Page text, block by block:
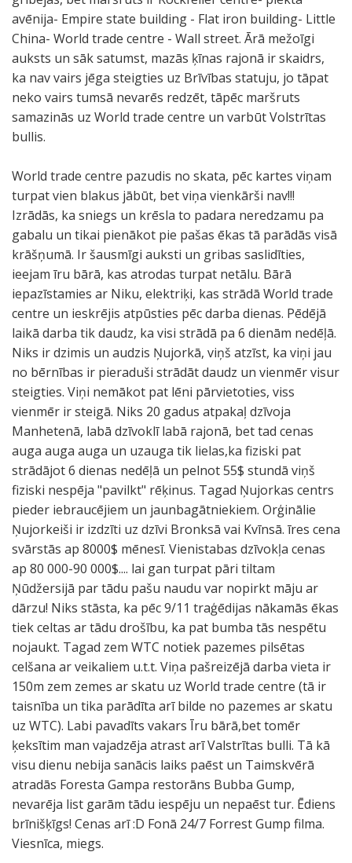
q
u
a
r
e
g
a
r
e
n
.
T
a
j
ā
v
a
k
a
r
ā
n
o
t
i
k
a
p
a
m
a
t
ī
g
a
r
o
s
ī
b
a
u
n
a
s
n
o
g
a
l
ē
i
e
k
s
v
i
n
ē
t
a
P
r
e
z
i
d
e
n
t
u
d
i
e
n
a
,
p
a
r
g
o
d
u
v
a
v
ā
s
i
e
k
ļ
ū
k
a
d
r
ā
u
n
t
o
p
a
š
a
i
a
r
ī
n
o
b
i
l
d
ē
t
.
ā
ē
s
t
u
v
ē
s
z
l
ī
m
ē
t
a
s
G
o
r
d
o
n
a
R
a
m
s
e
j
a
b
i
l
d
e
s
:
D
E
s
j
a
u
.,
b
u
r
g
e
r
s
k
a
r
t
u
p
e
ļ
i
f
r
ī
u
n
f
r
i
t
ē
t
a
v
i
s
t
a
s
g
a
ļ
a
.
a
s
.
T
ā
i
r
ē
a
a
r
ī
N
B
C
t
e
l
e
v
ī
z
i
j
a
s
s
t
u
d
i
j
a
i
.
Š
ī
i
r
v
i
e
n
k
a
m
a
j
ā
d
i
n
ā
,
k
a
d
d
e
v
ā
m
i
e
s
u
z
M
a
h
e
t
e
n
u
,
v
i
s
i
k
a
r
o
g
i
e
l
a
s
t
e
l
t
s
,
d
a
u
d
z
k
a
m
e
r
u
,
s
ā
k
p
a
r
ā
d
ī
t
i
e
s
l
i
m
u
z
ī
n
i
k
a
s
j
u
m
t
a
i
j
a
r
e
d
z
a
m
s
,
k
ā
s
a
m
a
z
i
n
ā
s
r
e
d
z
a
m
ī
b
a
u
n
s
n
a
t
n
e
i
e
g
ā
u
,
j
o
v
i
s
s
s
l
i
d
e
n
s
,
s
a
s
n
i
d
z
i
s
u
n
t
u
m
š
s
.
s
ē
k
a
s
t
ā
b
i
d
z
o
p
a
r
ā
d
ī
j
ā
s
v
i
s
ā
s
a
v
ā
k
r
ā
š
ņ
u
m
ā
.
D
i
v
u
s
e
r
s
.
O
f
i
s
r
a
j
o
n
s
.
e
p
r
i
e
k
š
ē
ā
m
d
z
ī
v
ē
m
u
n
d
a
ž
ā
d
i
e
m
d
z
ī
v
e
s
l
a
i
k
a
p
i
e
d
z
ī
o
n
ā
B
r
ī
v
i
a
s
s
t
a
t
u
j
a
n
o
a
i
z
m
u
g
u
r
e
s
.
l
a
i
k
s
p
a
z
u
s
t
n
o
i
r
ā
k
s
k
a
i
t
a
s
u
n
k
v
a
l
i
t
a
t
ī
v
a
s
b
i
l
d
e
s
,
j
a
v
i
e
n
ā
r
ā
n
e
Ņ
u
j
o
r
k
a
s
r
h
i
t
e
k
t
u
s
,
k
a
s
a
t
b
r
a
u
k
u
š
i
u
z
F
i
l
a
d
e
l
f
i
j
!
l
a
i
a
r
ī
s
i
g
a
v
i
s
u
d
i
e
n
u
,
p
i
r
m
i
e
c
e
ļ
u
t
ī
r
ī
t
ā
j
i
p
a
r
ā
avēnija- Empire state building - Flat iron building- Little
China- World trade centre - Wall street. Ārā mežoīgi
auksts un sāk satumst, mazās ķīnas rajonā ir skaidrs,
ka nav vairs jēga steigties uz Brīvības statuju, jo tāpat
neko vairs tumsā nevarēs redzēt, tāpēc maršruts
samazinās uz World trade centre un varbūt Volstrītas
bullis.
World trade centre pazudis no skata, pēc kartes viņam
turpat vien blakus jābūt, bet viņa vienkārši nav!!!
Izrādās, ka sniegs un krēsla to padara neredzamu pa
gabalu un tikai pienākot pie pašas ēkas tā parādās visā
krāšņumā. Ir šausmīgi auksti un gribas saslidīties,
ieejam īru bārā, kas atrodas turpat netālu. Bārā
iepazīstamies ar Niku, elektriķi, kas strādā World trade
centre un ieskrējis atpūsties pēc darba dienas. Pēdējā
laikā darba tik daudz, ka visi strādā pa 6 dienām nedēļā.
Niks ir dzimis un audzis Ņujorkā, viņš atzīst, ka viņi jau
no bērnības ir pieraduši strādāt daudz un vienmēr visur
steigties. Viņi nemākot pat lēni pārvietoties, viss
vienmēr ir steigā. Niks 20 gadus atpakaļ dzīvoja
Manhetenā, labā dzīvoklī labā rajonā, bet tad cenas
auga auga auga un uzauga tik lielas,ka fiziski pat
strādājot 6 dienas nedēļā un pelnot 55$ stundā viņš
fiziski nespēja "pavilkt" rēķinus. Tagad Ņujorkas centrs
pieder iebraucējiem un jaunbagātniekiem. Orģinālie
Ņujorkeiši ir izdzīti uz dzīvi Bronksā vai Kvīnsā. īres cena
svārstās ap 8000$ mēnesī. Vienistabas dzīvokļa cenas
ap 80 000-90 000$.... lai gan turpat pāri tiltam
Ņūdžersijā par tādu pašu naudu var nopirkt māju ar
dārzu! Niks stāsta, ka pēc 9/11 traģēdijas nākamās ēkas
tiek celtas ar tādu drošību, ka pat bumba tās nespētu
nojaukt. Tagad zem WTC notiek pazemes pilsētas
celšana ar veikaliem u.t.t. Viņa pašreizējā darba vieta ir
150m zem zemes ar skatu uz World trade centre (tā ir
taisnība un tika parādīta arī bilde no pazemes ar skatu
uz WTC). Labi pavadīts vakars Īru bārā,bet tomēr
ķeksītim man vajadzēja atrast arī Valstrītas bulli. Tā kā
visu dienu nebija sanācis laiks paēst un Taimskvērā
atradās Foresta Gampa restorāns Bubba Gump,
nevarēja list garām tādu iespēju un nepaēst tur. Ēdiens
brīnišķīgs! Cenas arī :D Fonā 24/7 Forrest Gump filma.
Viesnīca, miegs.